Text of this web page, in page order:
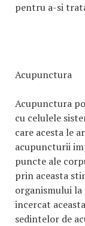
pentru a-si
Acupunctura
Acupunctura
cu celulele
care acesta le
acupuncturii
puncte ale
prin aceasta
organismului la
incercat
sedintelor de